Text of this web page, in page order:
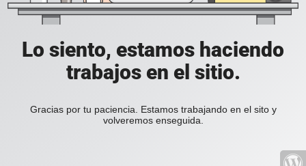
Lo siento, estamos haciendo
trabajos en el sitio.
Gracias por tu paciencia. Estamos trabajando en el sito y
volveremos enseguida.